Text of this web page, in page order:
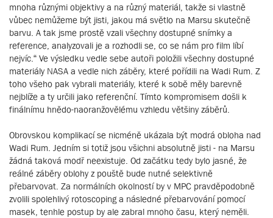
mnoha různými objektivy a na různý materiál, takže si vlastně
vůbec nemůžeme být jisti, jakou má světlo na Marsu skutečně
barvu. A tak jsme prostě vzali všechny dostupné snímky a
reference, analyzovali je a rozhodli se, co se nám pro film líbí
nejvíc.“ Ve výsledku vedle sebe autoři položili všechny dostupné
materiály NASA a vedle nich záběry, které pořídili na Wadi Rum. Z
toho všeho pak vybrali materiály, které k sobě měly barevně
nejblíže a ty určili jako referenční. Tímto kompromisem došli k
finálnímu hnědo-naoranžovělému vzhledu většiny záběrů.
Obrovskou komplikací se nicméně ukázala být modrá obloha nad
Wadi Rum. Jedním si totiž jsou všichni absolutně jisti - na Marsu
žádná taková modř neexistuje. Od začátku tedy bylo jasné, že
reálné záběry oblohy z pouště bude nutné selektivně
přebarvovat. Za normálních okolností by v MPC pravděpodobně
zvolili spolehlivý rotoscoping a následné přebarvování pomocí
masek, tenhle postup by ale zabral mnoho času, který neměli.